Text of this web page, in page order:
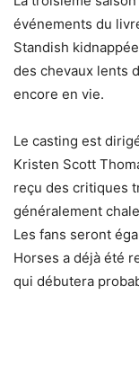
événements du
Standish
des chevaux lents
encore en vie.
Le casting est
Kristen Scott
reçu des critiques
généralement
Les fans seront
Horses a déjà été
qui débutera